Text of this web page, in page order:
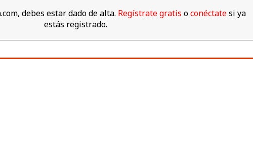
debes estar dado de alta. Regístrate gratis oconéctatesi ya
estás registrado.